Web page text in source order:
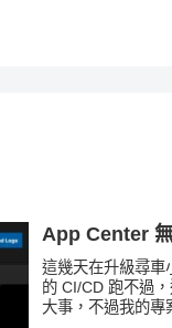
App Center
這幾天在升級尋車
的 CI/CD 跑不過
大事，不過我的專